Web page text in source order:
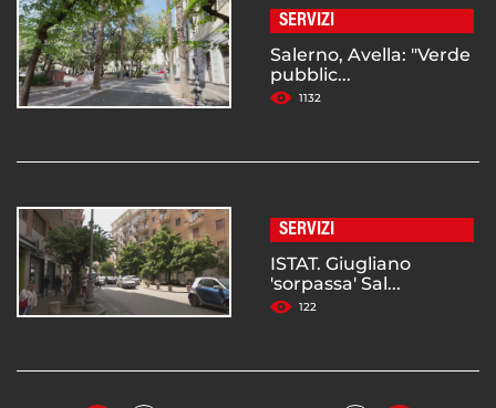
SERVIZI
Salerno, Avella: "Verde
pubblic...
1132
SERVIZI
ISTAT. Giugliano
'sorpassa' Sal...
122